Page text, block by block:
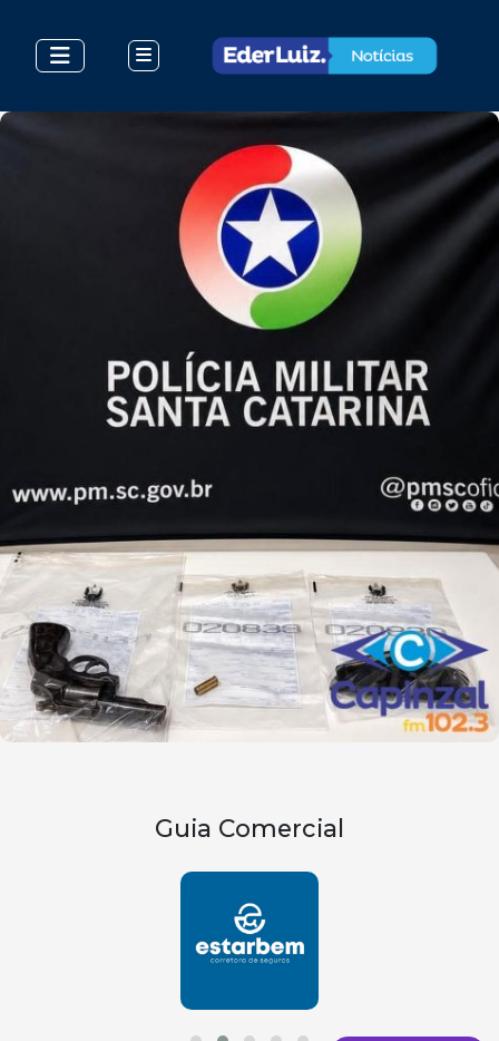
Guia Comercial